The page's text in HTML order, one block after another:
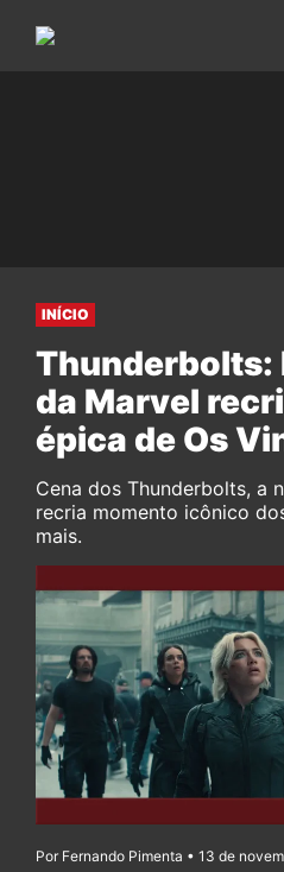
INÍCIO
Thunderbolts:
da Marvel
épica de Os
Cena dos Thunderbolts, a
recria momento icônico
mais.
Por Fernando Pimenta • 13 de